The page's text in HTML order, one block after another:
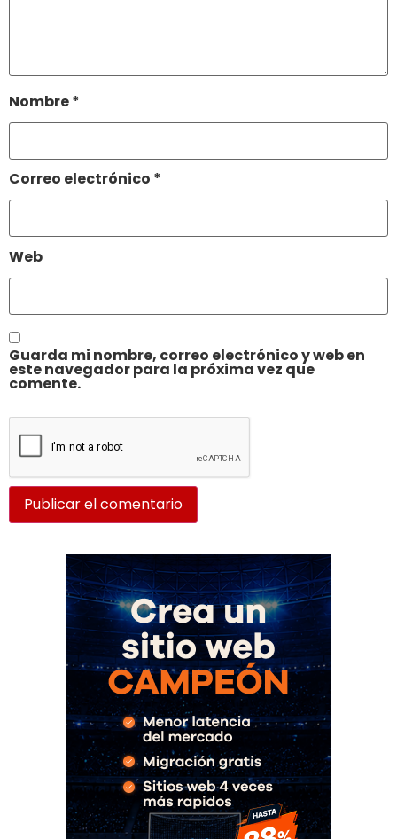
Nombre*
Correo electrónico *
Web
Guarda mi nombre, correo electrónico y web en
este navegador para la próxima vez que
comente.